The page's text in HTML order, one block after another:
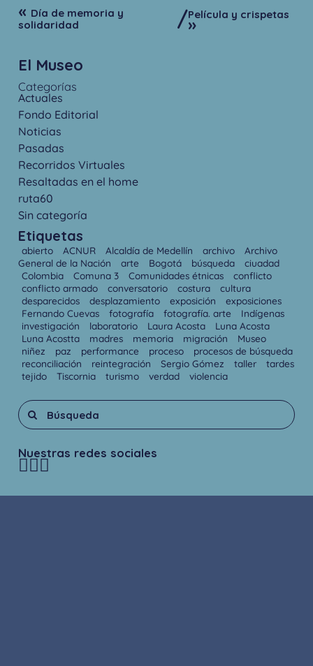
« Día de memoria y
solidaridad
/Película y crispetas
»
El Museo
Categorías
Actuales
Fondo Editorial
Noticias
Pasadas
Recorridos Virtuales
Resaltadas en el home
ruta60
Sin categoría
Etiquetas
abierto ACNUR Alcaldía de Medellín archivo
Archivo
General de la Nación
arte Bogotá búsqueda
ciuadad
Colombia
Comuna 3 Comunidades étnicas
conflicto
conflicto armado
conversatorio costura
cultura
desparecidos
desplazamiento exposición
exposiciones
Fernando Cuevas
fotografía fotografía. arte
Indígenas
investigación
laboratorio Laura Acosta
Luna Acosta
Luna Acostta
madres memoria migración
Museo
niñez
paz performance proceso
procesos de búsqueda
reconciliación
reintegración Sergio Gómez taller
tardes
tejido
Tiscornia turismo verdad violencia
Nuestras redes sociales